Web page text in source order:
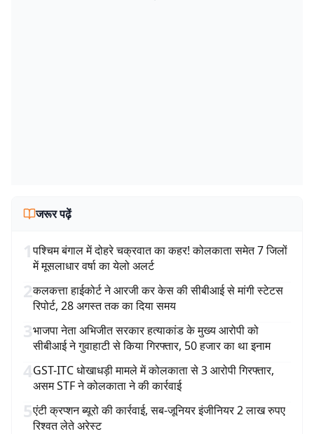
जरूर पढ़ें
1पश्चिम बंगाल में दोहरे चक्रवात का कहर! कोलकाता समेत 7 जिलों
में मूसलाधार वर्षा का येलो अलर्ट
2कलकत्ता हाईकोर्ट ने आरजी कर केस की सीबीआई से मांगी स्टेटस
रिपोर्ट, 28 अगस्त तक का दिया समय
3भाजपा नेता अभिजीत सरकार हत्याकांड के मुख्य आरोपी को
सीबीआई ने गुवाहाटी से किया गिरफ्तार, 50 हजार का था इनाम
4GST-ITC धोखाधड़ी मामले में कोलकाता से 3 आरोपी गिरफ्तार,
असम STF ने कोलकाता ने की कार्रवाई
5एंटी क्रप्शन ब्यूरो की कार्रवाई, सब-जूनियर इंजीनियर 2 लाख रुपए
रिश्वत लेते अरेस्ट